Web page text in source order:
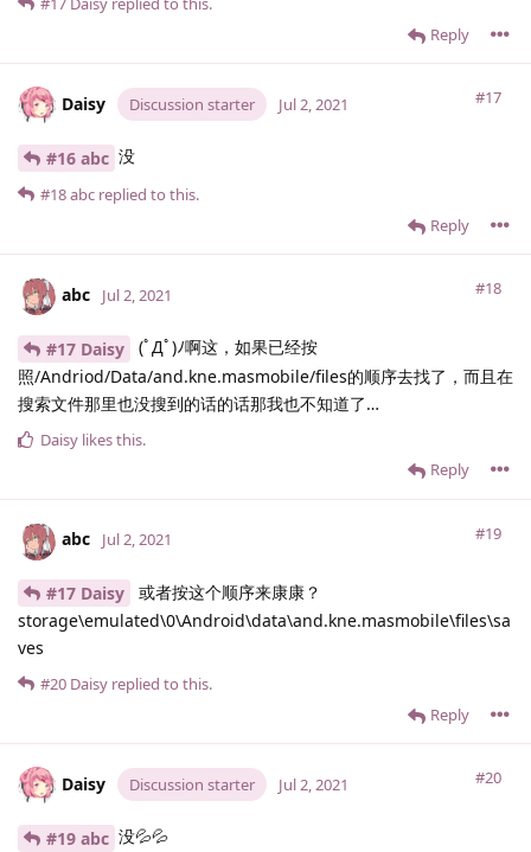
Reply
Daisy Discussion starter #17
Jul 2, 2021
#16 abc 没
Reply
#18abc replied to this.
abc #18
Jul 2, 2021
#17 Daisy
(ﾟДﾟ)ﾉ啊这，如果已经按
照/Andriod/Data/and.kne.masmobile/files的顺序去找了，而且在
搜索文件那里也没搜到的话的话那我也不知道了…
Reply
Daisy likes this.
abc #19
Jul 2, 2021
#17 Daisy
或者按这个顺序来康康？
storage\emulated\0\Android\data\and.kne.masmobile\files\sa
ves
Reply
#20 Daisy replied to this.
Daisy Discussion starter #20
Jul 2, 2021
#19 abc 没💦💦